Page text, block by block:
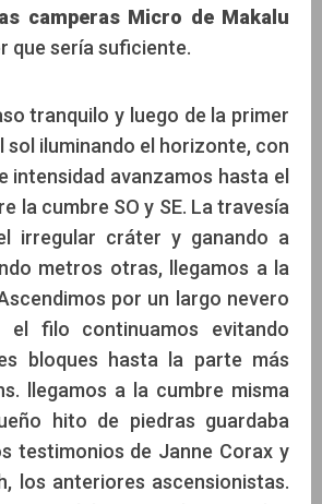
las camperas Micro de Makalu
que sería suficiente.
tranquilo y luego de la primer
sol iluminando el horizonte, con
intensidad avanzamos hasta el
la cumbre SO y SE. La travesía
irregular cráter y ganando a
metros otras, llegamos a la
por un largo nevero
filo continuamos evitando
bloques hasta la parte más
llegamos a la cumbre misma
hito de piedras guardaba
testimonios de Janne Corax y
los anteriores ascensionistas.